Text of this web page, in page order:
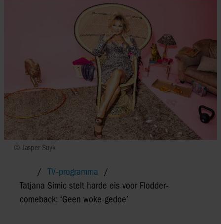
© Jasper Suyk
TV-programma
Tatjana Simic stelt harde eis voor Flodder-
comeback: ‘Geen woke-gedoe’